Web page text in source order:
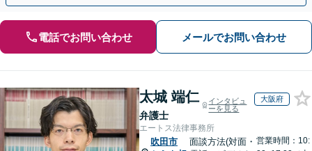
電話でお問い合わせ メールでお問い合わせ
太城 端仁
弁護士
インタビュ
ーを見る
大阪府
エートス法律事務所
吹田市
面談方法(対面・ 営業時間：10: